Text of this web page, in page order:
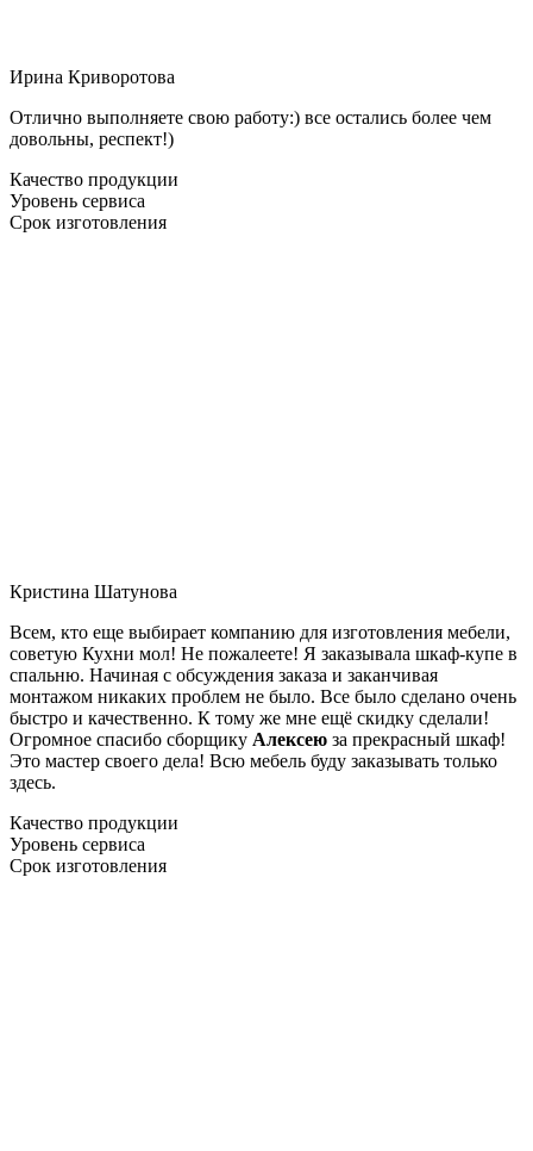
Ирина Криворотова
Отлично выполняете свою работу:) все остались более чем
довольны, респект!)
Качество продукции
Уровень сервиса
Срок изготовления
Кристина Шатунова
Всем, кто еще выбирает компанию для изготовления мебели,
советую Кухни мол! Не пожалеете! Я заказывала шкаф-купе в
спальню. Начиная с обсуждения заказа и заканчивая
монтажом никаких проблем не было. Все было сделано очень
быстро и качественно. К тому же мне ещё скидку сделали!
Огромное спасибо сборщику Алексею за прекрасный шкаф!
Это мастер своего дела! Всю мебель буду заказывать только
здесь.
Качество продукции
Уровень сервиса
Срок изготовления